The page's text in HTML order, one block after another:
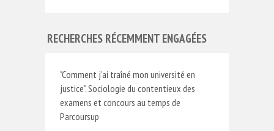
RECHERCHES RÉCEMMENT ENGAGÉES
"Comment j'ai traîné mon université en
justice". Sociologie du contentieux des
examens et concours au temps de
Parcoursup